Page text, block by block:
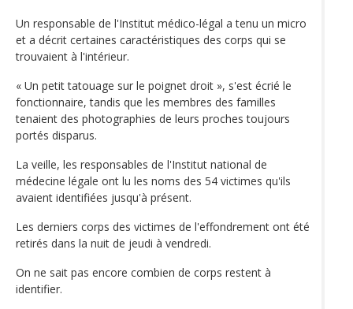
Un responsable de l'Institut médico-légal a tenu un micro
et a décrit certaines caractéristiques des corps qui se
trouvaient à l'intérieur.
« Un petit tatouage sur le poignet droit », s'est écrié le
fonctionnaire, tandis que les membres des familles
tenaient des photographies de leurs proches toujours
portés disparus.
La veille, les responsables de l'Institut national de
médecine légale ont lu les noms des 54 victimes qu'ils
avaient identifiées jusqu'à présent.
Les derniers corps des victimes de l'effondrement ont été
retirés dans la nuit de jeudi à vendredi.
On ne sait pas encore combien de corps restent à
identifier.